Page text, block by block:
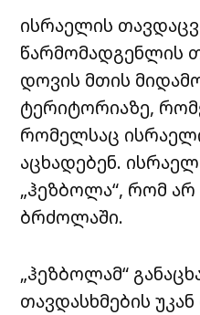
ისრაელის
წარმომადგენლის
დოვის მთის
ტერიტორიაზე,
რომელსაც
აცხადებენ.
„ჰეზბოლა“, რომ
ბრძოლაში.
„ჰეზბოლამ“
თავდასხმების